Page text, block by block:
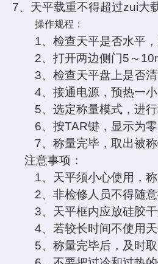
7、天平载重不得超过zui大
操作规程：
1、检查天平是否水平
2、打开两边侧门5～
3、检查天平盘上是否
4、接通电源，预热一
5、选定称量模式，进行
6、按TAR键，显示为
7、称量完毕，取出被
注意事项：
1、天平须小心使用，
2、非检修人员不得随意
3、天平框内应放硅胶
4、若较长时间不使用
5、称量完毕后，及时